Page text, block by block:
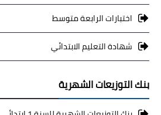
اختبارات الرابعة متوسط
شهادة التعليم الابتدائي
بنك التوزيعات الشهرية